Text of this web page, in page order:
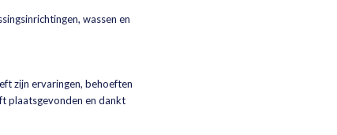
wassen en
zijn ervaringen, behoeften
plaatsgevonden en dankt